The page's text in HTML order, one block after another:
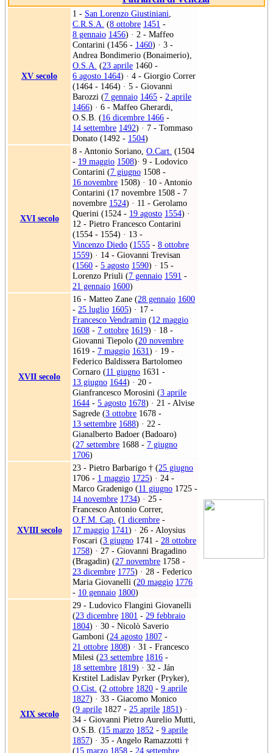
XV secolo
1 - San Lorenzo Giustiniani
C.R.S.A. (8 ottobre 1451 -
8 gennaio 1456) · 2 - Maffeo
Contarini (1456 - 1460) · 3 -
Andrea Bondimerio (Bonaimerio),
O.S.A. (23 aprile 1460 -
6 agosto 1464) · 4 - Giorgio Correr
(1464 - 1464) · 5 - Giovanni
Barozzi (7 gennaio 1465 - 2 aprile
1466) · 6 - Maffeo Gherardi,
O.S.B. (16 dicembre 1466 -
14 settembre 1492) · 7 - Tommaso
Donato (1492 - 1504)
XVI secolo
8 - Antonio Soriano, O.Cart. (1504
- 19 maggio 1508)· 9 - Lodovico
Contarini (7 giugno 1508 -
16 novembre 1508) · 10 - Antonio
Contarini (17 novembre 1508 - 7
novembre 1524) · 11 - Gerolamo
Querini (1524 - 19 agosto 1554) ·
12 - Pietro Francesco Contarini
(1554 - 1554) · 13 -
Vincenzo Diedo (1555 - 8 ottobre
1559) · 14 - Giovanni Trevisan
(1560 - 5 agosto 1590) · 15 -
Lorenzo Priuli (7 gennaio 1591 -
21 gennaio 1600)
XVII secolo
16 - Matteo Zane (28 gennaio 1600
- 25 luglio 1605) · 17 -
Francesco Vendramin (12 maggio
1608 - 7 ottobre 1619) · 18 -
Giovanni Tiepolo (20 novembre
1619 - 7 maggio 1631) · 19 -
Federico Baldissera Bartolomeo
Cornaro (11 giugno 1631 -
13 giugno 1644) · 20 -
Gianfrancesco Morosini (3 aprile
1644 - 5 agosto 1678) · 21 - Alvise
Sagrede (3 ottobre 1678 -
13 settembre 1688) · 22 -
Gianalberto Badoer (Badoaro)
(27 settembre 1688 - 7 giugno
1706)
XVIII secolo
23 - Pietro Barbarigo † (25 giugno
1706 - 1 maggio 1725) · 24 -
Marco Gradenigo (11 giugno 1725 -
14 novembre 1734) · 25 -
Francesco Antonio Correr,
O.F.M. Cap. (1 dicembre -
17 maggio 1741) · 26 - Aloysius
Foscari (3 giugno 1741 - 28 ottobre
1758) · 27 - Giovanni Bragadino
(Bragadin) (27 novembre 1758 -
23 dicembre 1775) · 28 - Federico
Maria Giovanelli (20 maggio 1776
- 10 gennaio 1800)
XIX secolo
29 - Ludovico Flangini Giovanelli
(23 dicembre 1801 - 29 febbraio
1804) · 30 - Nicolò Saverio
Gamboni (24 agosto 1807 -
21 ottobre 1808) · 31 - Francesco
Milesi (23 settembre 1816 -
18 settembre 1819) · 32 - Ján
Krstitel Ladislav Pyrker (Pryker),
O.Cist. (2 ottobre 1820 - 9 aprile
1827) · 33 - Giacomo Monico
(9 aprile 1827 - 25 aprile 1851) ·
34 - Giovanni Pietro Aurelio Mutti,
O.S.B. (15 marzo 1852 - 9 aprile
1857) · 35 - Angelo Ramazzotti †
(15 marzo 1858 - 24 settembre